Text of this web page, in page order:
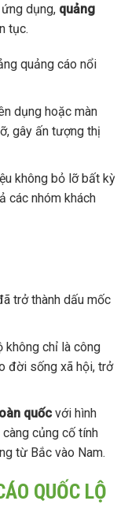
dụng, quảng
tục.
quảng cáo nổi
dụng hoặc màn
gây ấn tượng thị
không bỏ lỡ bất kỳ
các nhóm khách
trở thành dấu mốc
không chỉ là công
đời sống xã hội, trở
quốcvới hình
củng cố tính
từ Bắc vào Nam.
QUỐC LỘ